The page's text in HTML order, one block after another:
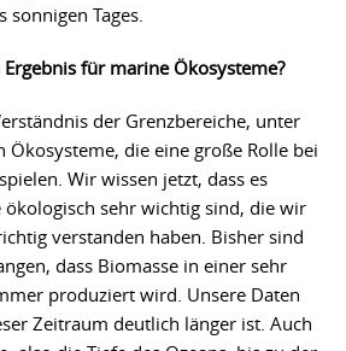
Tages.
für marine Ökosysteme?
der Grenzbereiche, unter
die eine große Rolle bei
Wir wissen jetzt, dass es
ökologisch sehr wichtig sind, die wir
verstanden haben. Bisher sind
dass Biomasse in einer sehr
produziert wird. Unsere Daten
Zeitraum deutlich länger ist. Auch